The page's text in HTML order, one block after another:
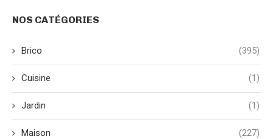
NOS CATÉGORIES
Brico (395)
Cuisine (1)
Jardin (1)
Maison (227)